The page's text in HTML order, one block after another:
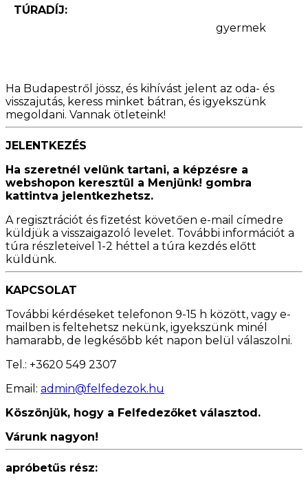
TÚRADÍJ:
gyermek
Ha Budapestről jössz, és kihívást jelent az oda- és
visszajutás, keress minket bátran, és igyekszünk
megoldani. Vannak ötleteink!
JELENTKEZÉS
Ha szeretnél velünk tartani, a képzésre a
webshopon keresztül a Menjünk! gombra
kattintva jelentkezhetsz.
A regisztrációt és fizetést követően e-mail címedre
küldjük a visszaigazoló levelet. További információt a
túra részleteivel 1-2 héttel a túra kezdés előtt
küldünk.
KAPCSOLAT
További kérdéseket telefonon 9-15 h között, vagy e-
mailben is feltehetsz nekünk, igyekszünk minél
hamarabb, de legkésőbb két napon belül válaszolni.
Tel.: +3620 549 2307
Email: admin@felfedezok.hu
Köszönjük, hogy a Felfedezőket választod.
Várunk nagyon!
apróbetűs rész: